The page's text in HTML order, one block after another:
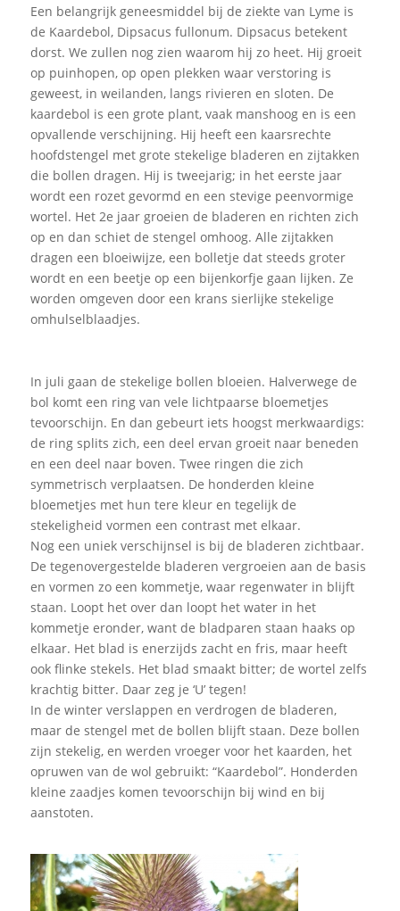
Een belangrijk geneesmiddel bij de ziekte van Lyme is
de Kaardebol, Dipsacus fullonum. Dipsacus betekent
dorst. We zullen nog zien waarom hij zo heet. Hij groeit
op puinhopen, op open plekken waar verstoring is
geweest, in weilanden, langs rivieren en sloten. De
kaardebol is een grote plant, vaak manshoog en is een
opvallende verschijning. Hij heeft een kaarsrechte
hoofdstengel met grote stekelige bladeren en zijtakken
die bollen dragen. Hij is tweejarig; in het eerste jaar
wordt een rozet gevormd en een stevige peenvormige
wortel. Het 2e jaar groeien de bladeren en richten zich
op en dan schiet de stengel omhoog. Alle zijtakken
dragen een bloeiwijze, een bolletje dat steeds groter
wordt en een beetje op een bijenkorfje gaan lijken. Ze
worden omgeven door een krans sierlijke stekelige
omhulselblaadjes.
In juli gaan de stekelige bollen bloeien. Halverwege de
bol komt een ring van vele lichtpaarse bloemetjes
tevoorschijn. En dan gebeurt iets hoogst merkwaardigs:
de ring splits zich, een deel ervan groeit naar beneden
en een deel naar boven. Twee ringen die zich
symmetrisch verplaatsen. De honderden kleine
bloemetjes met hun tere kleur en tegelijk de
stekeligheid vormen een contrast met elkaar.
Nog een uniek verschijnsel is bij de bladeren zichtbaar.
De tegenovergestelde bladeren vergroeien aan de basis
en vormen zo een kommetje, waar regenwater in blijft
staan. Loopt het over dan loopt het water in het
kommetje eronder, want de bladparen staan haaks op
elkaar. Het blad is enerzijds zacht en fris, maar heeft
ook flinke stekels. Het blad smaakt bitter; de wortel zelfs
krachtig bitter. Daar zeg je ‘U’ tegen!
In de winter verslappen en verdrogen de bladeren,
maar de stengel met de bollen blijft staan. Deze bollen
zijn stekelig, en werden vroeger voor het kaarden, het
opruwen van de wol gebruikt: “Kaardebol”. Honderden
kleine zaadjes komen tevoorschijn bij wind en bij
aanstoten.